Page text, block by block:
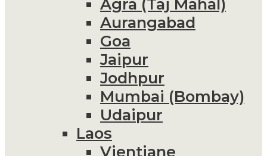
Aurangabad
Goa
Jaipur
Jodhpur
Mumbai (Bombay)
Udaipur
Laos
Vientiane